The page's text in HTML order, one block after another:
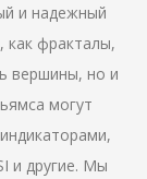
и надежный
как фракталы,
вершины, но и
могут
и другие. Мы